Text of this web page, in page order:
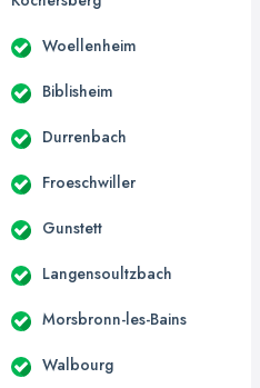
Woellenheim
Biblisheim
Durrenbach
Froeschwiller
Gunstett
Langensoultzbach
Morsbronn-les-Bains
Walbourg